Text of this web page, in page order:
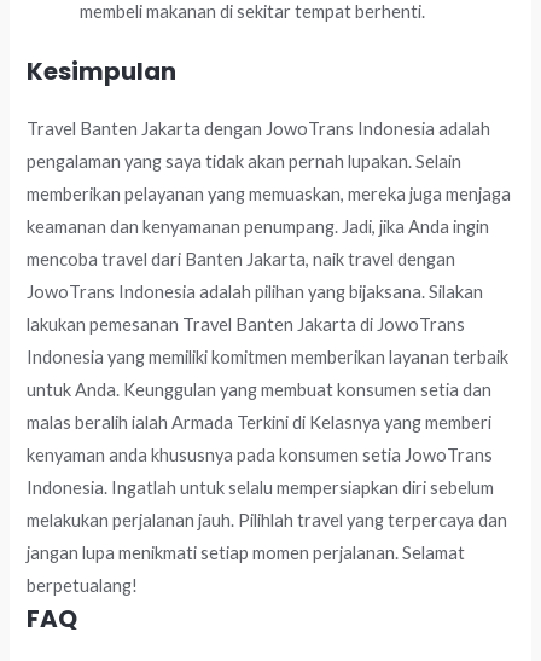
membeli makanan di sekitar tempat berhenti.
Kesimpulan
Travel Banten Jakarta dengan JowoTrans Indonesia adalah
pengalaman yang saya tidak akan pernah lupakan. Selain
memberikan pelayanan yang memuaskan, mereka juga menjaga
keamanan dan kenyamanan penumpang. Jadi, jika Anda ingin
mencoba travel dari Banten Jakarta, naik travel dengan
JowoTrans Indonesia adalah pilihan yang bijaksana. Silakan
lakukan pemesanan Travel Banten Jakarta di JowoTrans
Indonesia yang memiliki komitmen memberikan layanan terbaik
untuk Anda. Keunggulan yang membuat konsumen setia dan
malas beralih ialah Armada Terkini di Kelasnya yang memberi
kenyaman anda khususnya pada konsumen setia JowoTrans
Indonesia. Ingatlah untuk selalu mempersiapkan diri sebelum
melakukan perjalanan jauh. Pilihlah travel yang terpercaya dan
jangan lupa menikmati setiap momen perjalanan. Selamat
berpetualang!
FAQ